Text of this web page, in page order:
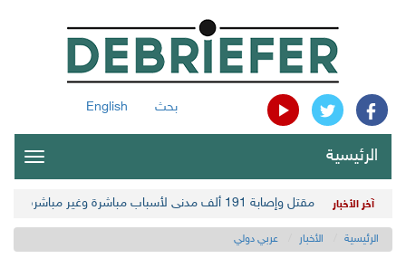
بحث English
الرئيسية
آخر الأخبار مقتل وإصابة 191 ألف مدني لأسباب مباشرة وغير مباشرة في أحدث حصيلة حوثية
الرئيسية الأخبار عربي دولي